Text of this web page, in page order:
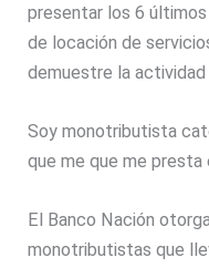
presentar los 6
de locación de
demuestre la
Soy monotributista
que me que me presta
El Banco Nación
monotributistas que